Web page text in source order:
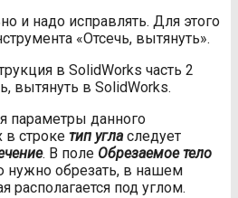
и надо исправлять. Для этого
«Отсечь, вытянуть».
вытянуть в SolidWorks.
параметры данного
в строке тип угласледует
. В поле Обрезаемое тело
нужно обрезать, в нашем
располагается под углом.